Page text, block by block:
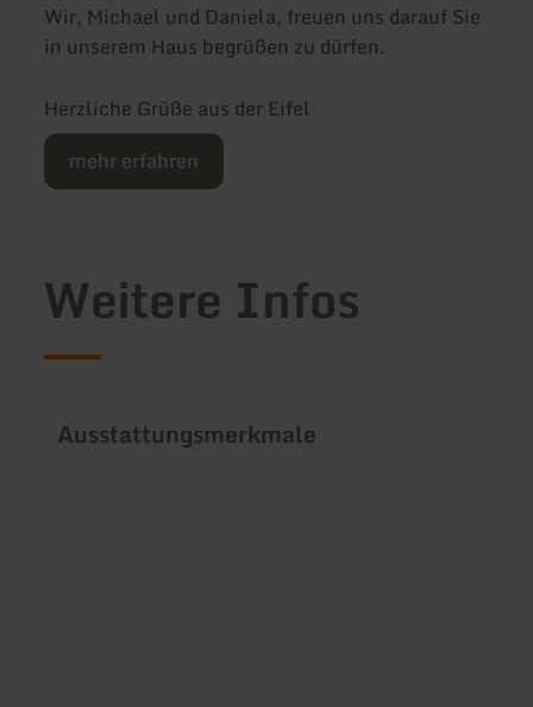
Wir, Michael und Daniela, freuen uns darauf Sie
in unserem Haus begrüßen zu dürfen.
Herzliche Grüße aus der Eifel
mehr erfahren
Weitere Infos
Ausstattungsmerkmale